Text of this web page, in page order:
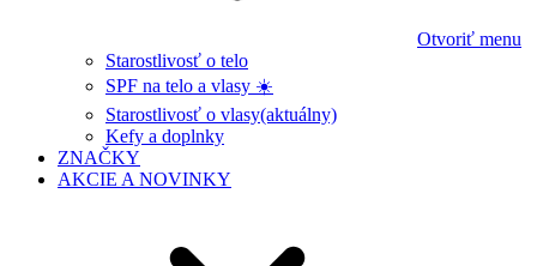
Otvoriť menu
Starostlivosť o telo
SPF na telo a vlasy ☀️
Starostlivosť o vlasy(aktuálny)
Kefy a doplnky
ZNAČKY
AKCIE A NOVINKY